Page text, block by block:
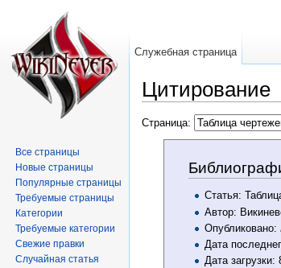
Цитирование
Страница:
Статья:
Автор:
Опубликовано:
Дата
Дата загрузки:
Служебная страница
Все страницы
Новые страницы
Популярные страницы
Требуемые страницы
Категории
Требуемые категории
Свежие правки
Случайная статья